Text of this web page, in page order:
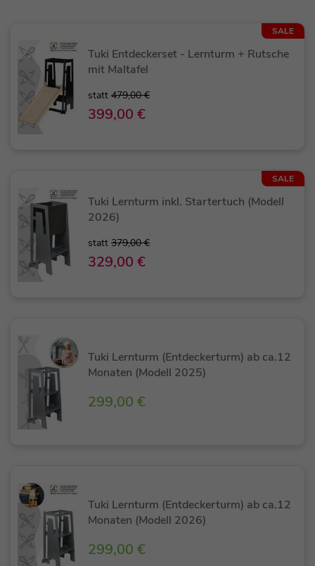
SALE
Tuki Entdeckerset - Lernturm + Rutsche
mit Maltafel
statt 479,00 €
399,00 €
SALE
Tuki Lernturm inkl. Startertuch (Modell
2026)
statt 379,00 €
329,00 €
Tuki Lernturm (Entdeckerturm) ab ca.12
Monaten (Modell 2025)
299,00 €
Tuki Lernturm (Entdeckerturm) ab ca.12
Monaten (Modell 2026)
299,00 €